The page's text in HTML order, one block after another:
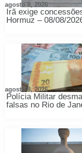
Irã exige
Hormuz – 08/08/
agosto 8, 2026
Polícia Militar
falsas no Rio de
agosto 8, 2026